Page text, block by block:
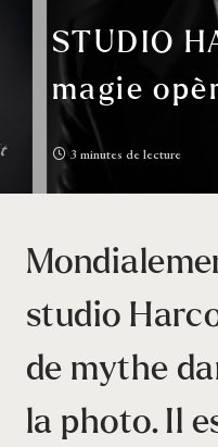
STUDIO
magie
3 minutes de lecture
studio
de mythe
la photo. Il